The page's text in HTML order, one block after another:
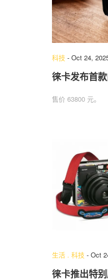
科技 - Oct 24,
徕卡发布首
售价 63800 元。
生活 . 科技 - Oct
徕卡推出特